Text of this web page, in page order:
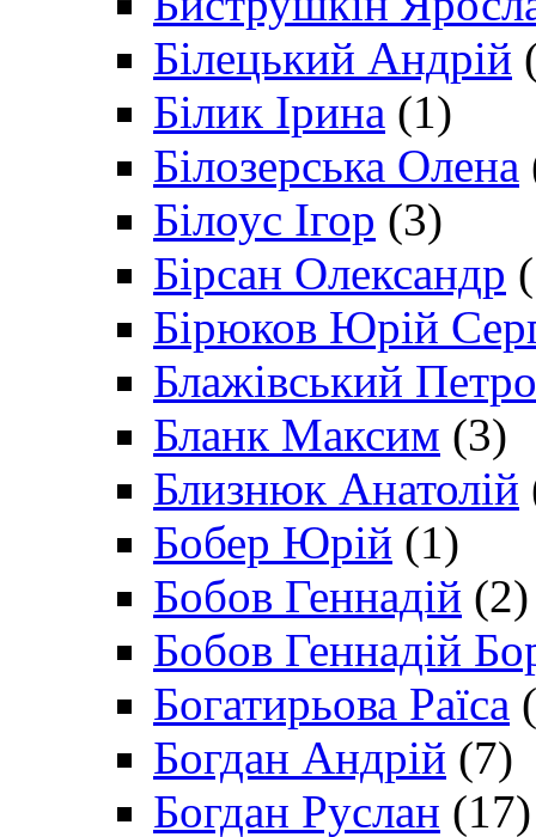
Білецький Андрій
Білик Ірина (1)
Білозерська Олена
Білоус Ігор (3)
Бірсан Олександр
Бірюков Юрій
Блажівський Петро
Бланк Максим (3)
Близнюк Анатолій
Бобер Юрій (1)
Бобов Геннадій (2)
Бобов Геннадій
Богатирьова Раїса
Богдан Андрій (7)
Богдан Руслан (17)